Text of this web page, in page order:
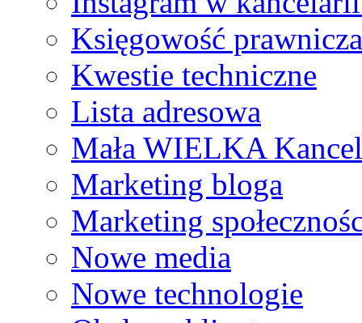
Księgowość prawnicza
Kwestie techniczne
Lista adresowa
Mała WIELKA
Marketing bloga
Marketing
Nowe media
Nowe technologie